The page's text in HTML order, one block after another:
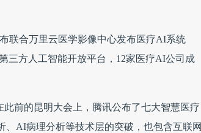
联合万里云医学影像中心发布医疗AI系统
三方人工智能开放平台，12家医疗AI公司成
前的昆明大会上，腾讯公布了七大智慧医疗
AI病理分析等技术层的突破，也包含互联网